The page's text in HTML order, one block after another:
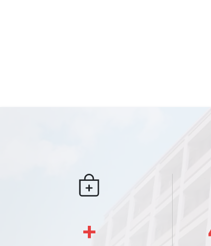
+